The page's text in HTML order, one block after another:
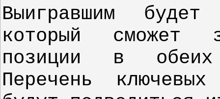
Выигравшим
который сможет
позиции в обеих
Перечень